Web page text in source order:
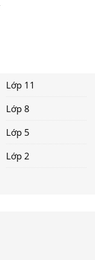
Lớp 11
Lớp 8
Lớp 5
Lớp 2